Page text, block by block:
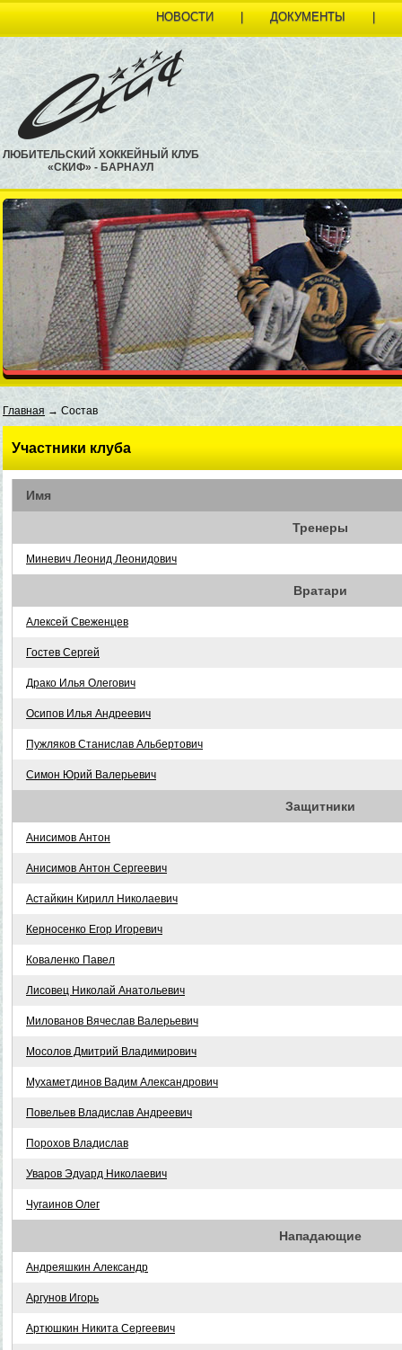
НОВОСТИ | ДОКУМЕНТЫ |
ЛЮБИТЕЛЬСКИЙ ХОККЕЙНЫЙ КЛУБ
«СКИФ» - БАРНАУЛ
Главная → Состав
Участники клуба
Имя
Тренеры
Миневич Леонид Леонидович
Вратари
Алексей Свеженцев
Гостев Сергей
Драко Илья Олегович
Осипов Илья Андреевич
Пужляков Станислав Альбертович
Симон Юрий Валерьевич
Защитники
Анисимов Антон
Анисимов Антон Сергеевич
Астайкин Кирилл Николаевич
Керносенко Егор Игоревич
Коваленко Павел
Лисовец Николай Анатольевич
Милованов Вячеслав Валерьевич
Мосолов Дмитрий Владимирович
Мухаметдинов Вадим Александрович
Повельев Владислав Андреевич
Порохов Владислав
Уваров Эдуард Николаевич
Чугаинов Олег
Нападающие
Андреяшкин Александр
Аргунов Игорь
Артюшкин Никита Сергеевич